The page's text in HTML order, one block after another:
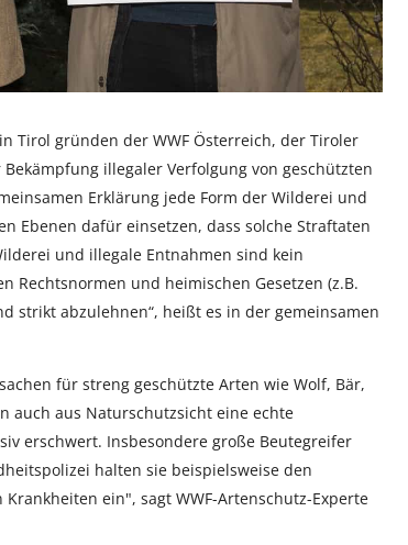
Tirol gründen der WWF Österreich, der Tiroler
illegaler Verfolgung von geschützten
Erklärung jede Form der Wilderei und
Ebenen dafür einsetzen, dass solche Straftaten
und illegale Entnahmen sind kein
Rechtsnormen und heimischen Gesetzen (z.B.
strikt abzulehnen“, heißt es in der gemeinsamen
für streng geschützte Arten wie Wolf, Bär,
auch aus Naturschutzsicht eine echte
erschwert. Insbesondere große Beutegreifer
halten sie beispielsweise den
ein", sagt WWF-Artenschutz-Experte